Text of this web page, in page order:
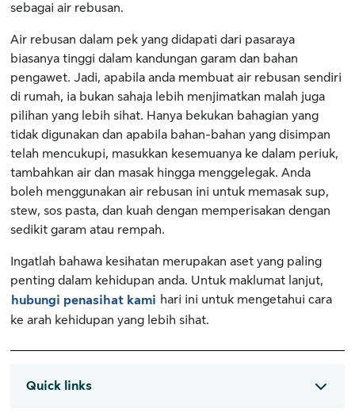
sebagai air rebusan.
Air rebusan dalam pek yang didapati dari pasaraya
biasanya tinggi dalam kandungan garam dan bahan
pengawet. Jadi, apabila anda membuat air rebusan sendiri
di rumah, ia bukan sahaja lebih menjimatkan malah juga
pilihan yang lebih sihat. Hanya bekukan bahagian yang
tidak digunakan dan apabila bahan-bahan yang disimpan
telah mencukupi, masukkan kesemuanya ke dalam periuk,
tambahkan air dan masak hingga menggelegak. Anda
boleh menggunakan air rebusan ini untuk memasak sup,
stew, sos pasta, dan kuah dengan memperisakan dengan
sedikit garam atau rempah.
Ingatlah bahawa kesihatan merupakan aset yang paling
penting dalam kehidupan anda. Untuk maklumat lanjut,
hubungi penasihat kami hari ini untuk mengetahui cara
ke arah kehidupan yang lebih sihat.
Quick links